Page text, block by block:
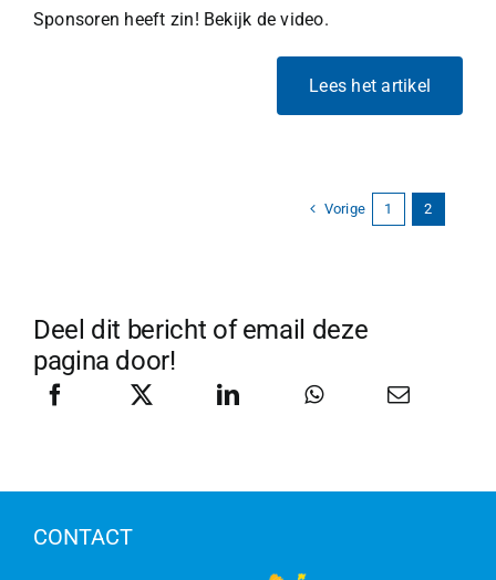
Sponsoren heeft zin! Bekijk de video.
Lees het artikel
Vorige 1 2
Deel dit bericht of email deze
pagina door!
CONTACT